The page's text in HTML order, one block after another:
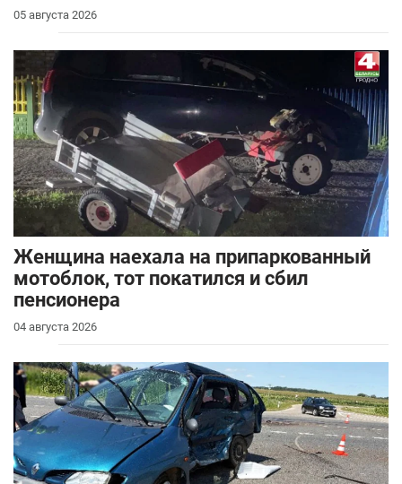
05 августа 2026
Женщина наехала на припаркованный
мотоблок, тот покатился и сбил
пенсионера
04 августа 2026